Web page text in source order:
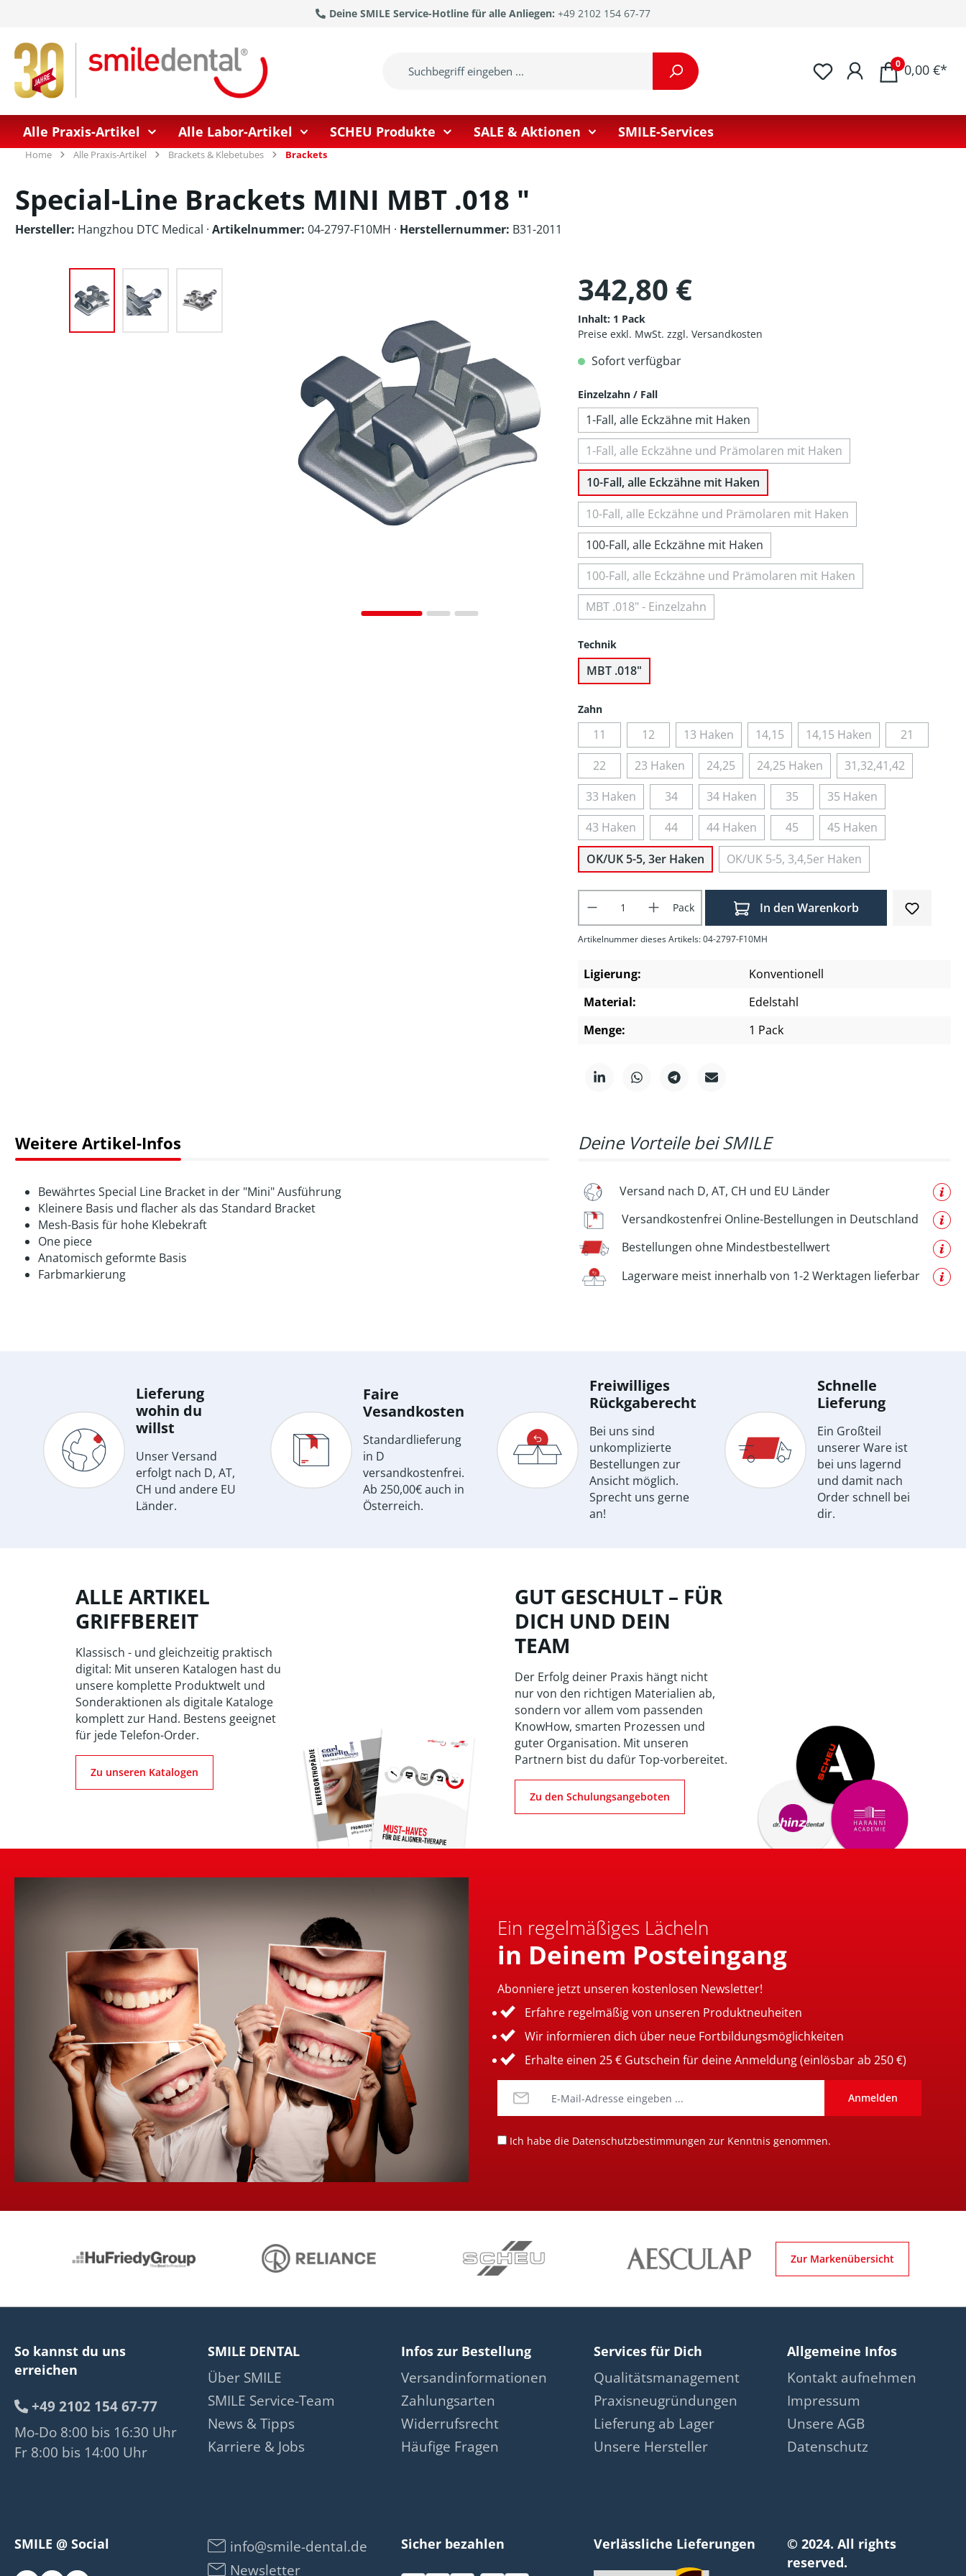
Deine SMILE Service-Hotline für alle Anliegen: +49 2102 154 67-77
0 0,00 €*
Alle Praxis-Artikel Alle Labor-Artikel SCHEU Produkte SALE & Aktionen SMILE-Services
Home Alle Praxis-Artikel Brackets & Klebetubes Brackets
Special-Line Brackets MINI MBT .018 "
Hersteller: Hangzhou DTC Medical · Artikelnummer: 04-2797-F10MH · Herstellernummer: B31-2011
342,80 €
Inhalt: 1 Pack
Preise exkl. MwSt. zzgl. Versandkosten
Sofort verfügbar
Einzelzahn / Fall
1-Fall, alle Eckzähne mit Haken
1-Fall, alle Eckzähne und Prämolaren mit Haken
10-Fall, alle Eckzähne mit Haken
10-Fall, alle Eckzähne und Prämolaren mit Haken
100-Fall, alle Eckzähne mit Haken
100-Fall, alle Eckzähne und Prämolaren mit Haken
MBT .018" - Einzelzahn
Technik
MBT .018"
Zahn
11 12 13 Haken 14,15 14,15 Haken
21
22
23 Haken 24,25 24,25 Haken
31,32,41,42
33 Haken
34 34 Haken 35
35 Haken
43 Haken
44 44 Haken 45
45 Haken
OK/UK 5-5, 3er Haken
OK/UK 5-5, 3,4,5er Haken
Produkt Anzahl: Gib den gewünschten Wert
Pack In den Warenkorb
Artikelnummer dieses Artikels: 04-2797-F10MH
Ligierung:
Konventionell
Material:
Edelstahl
Menge:
1 Pack
Weitere Artikel-Infos
Bewährtes Special Line Bracket in der "Mini" Ausführung
Kleinere Basis und flacher als das Standard Bracket
Mesh-Basis für hohe Klebekraft
One piece
Anatomisch geformte Basis
Farbmarkierung
Deine Vorteile bei SMILE
Versand nach D, AT, CH und EU Länder
Versandkostenfrei Online-Bestellungen in Deutschland
Bestellungen ohne Mindestbestellwert
Lagerware meist innerhalb von 1-2 Werktagen lieferbar
Lieferung
wohin du
willst
Unser Versand
erfolgt nach D, AT,
CH und andere EU
Länder.
Faire
Vesandkosten
Standardlieferung
in D
versandkostenfrei.
Ab 250,00€ auch in
Österreich.
Freiwilliges
Rückgaberecht
Bei uns sind
unkomplizierte
Bestellungen zur
Ansicht möglich.
Sprecht uns gerne
an!
Schnelle
Lieferung
Ein Großteil
unserer Ware ist
bei uns lagernd
und damit nach
Order schnell bei
dir.
ALLE ARTIKEL
GRIFFBEREIT
Klassisch - und gleichzeitig praktisch
digital: Mit unseren Katalogen hast du
unsere komplette Produktwelt und
Sonderaktionen als digitale Kataloge
komplett zur Hand. Bestens geeignet
für jede Telefon-Order.
Zu unseren Katalogen
GUT GESCHULT – FÜR
DICH UND DEIN
TEAM
Der Erfolg deiner Praxis hängt nicht
nur von den richtigen Materialien ab,
sondern vor allem vom passenden
KnowHow, smarten Prozessen und
guter Organisation. Mit unseren
Partnern bist du dafür Top-vorbereitet.
Zu den Schulungsangeboten
Ein regelmäßiges Lächeln
in Deinem Posteingang
Abonniere jetzt unseren kostenlosen Newsletter!
Erfahre regelmäßig von unseren Produktneuheiten
Wir informieren dich über neue Fortbildungsmöglichkeiten
Erhalte einen 25 € Gutschein für deine Anmeldung (einlösbar ab 250 €)
Anmelden
Ich habe die Datenschutzbestimmungen zur Kenntnis genommen.
Zur Markenübersicht
So kannst du uns
erreichen
+49 2102 154 67-77
Mo-Do 8:00 bis 16:30 Uhr
Fr 8:00 bis 14:00 Uhr
SMILE DENTAL
Über SMILE
SMILE Service-Team
News & Tipps
Karriere & Jobs
Infos zur Bestellung
Versandinformationen
Zahlungsarten
Widerrufsrecht
Häufige Fragen
Services für Dich
Qualitätsmanagement
Praxisneugründungen
Lieferung ab Lager
Unsere Hersteller
Allgemeine Infos
Kontakt aufnehmen
Impressum
Unsere AGB
Datenschutz
SMILE @ Social
info@smile-dental.de
Newsletter
Sicher bezahlen Verlässliche Lieferungen
© 2024. All rights
reserved.